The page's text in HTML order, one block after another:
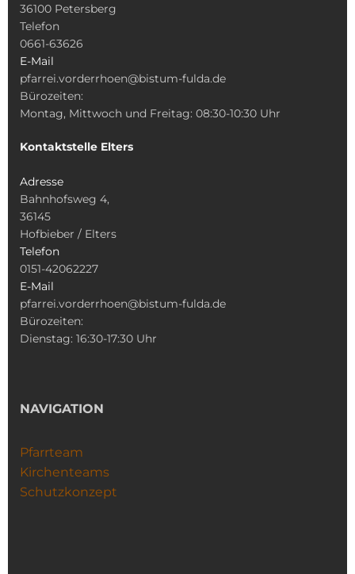
36100 Petersberg
Telefon
0661-63626
E-Mail
pfarrei.vorderrhoen@bistum-fulda.de
Bürozeiten:
Montag, Mittwoch und Freitag: 08:30-10:30 Uhr
Kontaktstelle Elters
Adresse
Bahnhofsweg 4,
36145
Hofbieber / Elters
Telefon
0151-42062227
E-Mail
pfarrei.vorderrhoen@bistum-fulda.de
Bürozeiten:
Dienstag: 16:30-17:30 Uhr
NAVIGATION
Pfarrteam
Kirchenteams
Schutzkonzept